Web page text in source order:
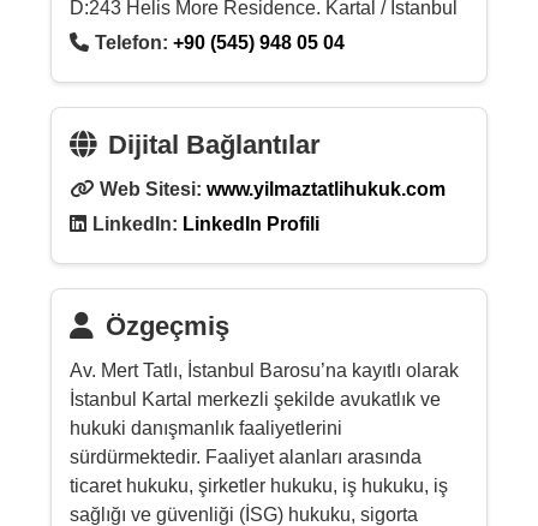
D:243 Helis More Residence. Kartal / İstanbul
Telefon: +90 (545) 948 05 04
Dijital Bağlantılar
Web Sitesi: www.yilmaztatlihukuk.com
LinkedIn: LinkedIn Profili
Özgeçmiş
Av. Mert Tatlı, İstanbul Barosu’na kayıtlı olarak
İstanbul Kartal merkezli şekilde avukatlık ve
hukuki danışmanlık faaliyetlerini
sürdürmektedir. Faaliyet alanları arasında
ticaret hukuku, şirketler hukuku, iş hukuku, iş
sağlığı ve güvenliği (İSG) hukuku, sigorta